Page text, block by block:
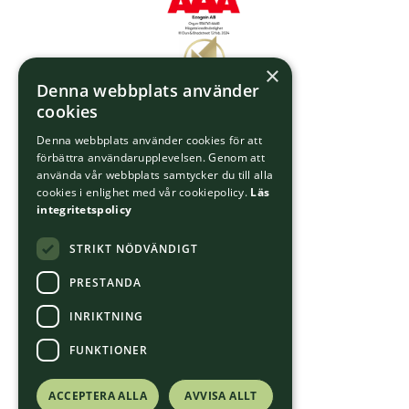
×
Denna webbplats använder
cookies
Denna webbplats använder cookies för att
förbättra användarupplevelsen. Genom att
använda vår webbplats samtycker du till alla
cookies i enlighet med vår cookiepolicy. Läs
integritetspolicy
STRIKT NÖDVÄNDIGT
PRESTANDA
INRIKTNING
FUNKTIONER
ACCEPTERA ALLA AVVISA ALLT